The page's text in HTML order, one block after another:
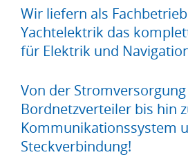
Wir liefern als
Yachtelektrik das
für Elektrik und
Von der
Bordnetzverteiler bis hin
Kommunikationssystem
Steckverbindung!